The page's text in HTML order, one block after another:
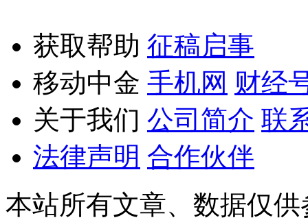
获取帮助 征稿启事
移动中金 手机网 财经
关于我们 公司简介 联
法律声明 合作伙伴
本站所有文章、数据仅